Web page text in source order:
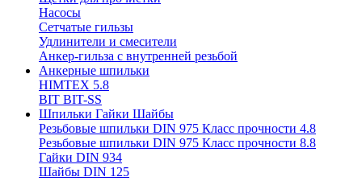
Насосы
Сетчатые гильзы
Удлинители и смесители
Анкер-гильза с внутренней резьбой
Анкерные шпильки
HIMTEX 5.8
BIT BIT-SS
Шпильки Гайки Шайбы
Резьбовые шпильки DIN 975 Класс прочности 4.8
Резьбовые шпильки DIN 975 Класс прочности 8.8
Гайки DIN 934
Шайбы DIN 125